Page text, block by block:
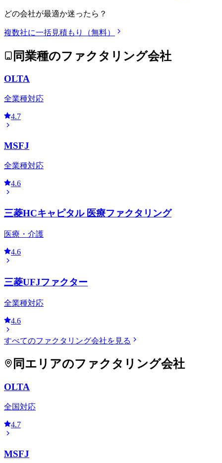
どの会社が最適か迷ったら？
複数社に一括見積もり（無料）
同業種のファクタリング会社
OLTA
全業種対応
4.7
MSFJ
全業種対応
4.6
三菱HCキャピタル 医療ファクタリング
医療・介護
4.6
三菱UFJファクター
全業種対応
4.6
すべてのファクタリング会社を見る
同エリアのファクタリング会社
OLTA
全国対応
4.7
MSFJ